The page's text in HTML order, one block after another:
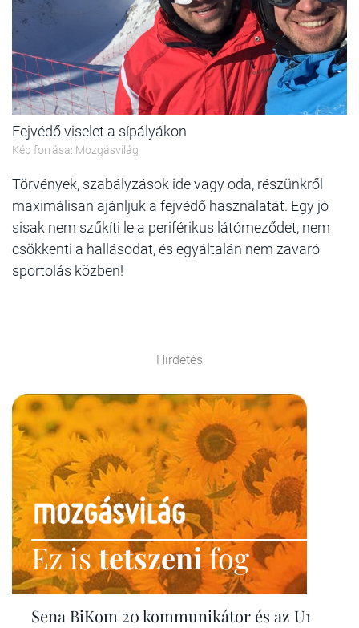
Fejvédő viselet a sípályákon
Kép forrása: Mozgásvilág
Törvények, szabályzások ide vagy oda, részünkről
maximálisan ajánljuk a fejvédő használatát. Egy jó
sisak nem szűkíti le a periférikus látómeződet, nem
csökkenti a hallásodat, és egyáltalán nem zavaró
sportolás közben!
Hirdetés
Ez istetszenifog
Sena BiKom 20 kommunikátor és az U1